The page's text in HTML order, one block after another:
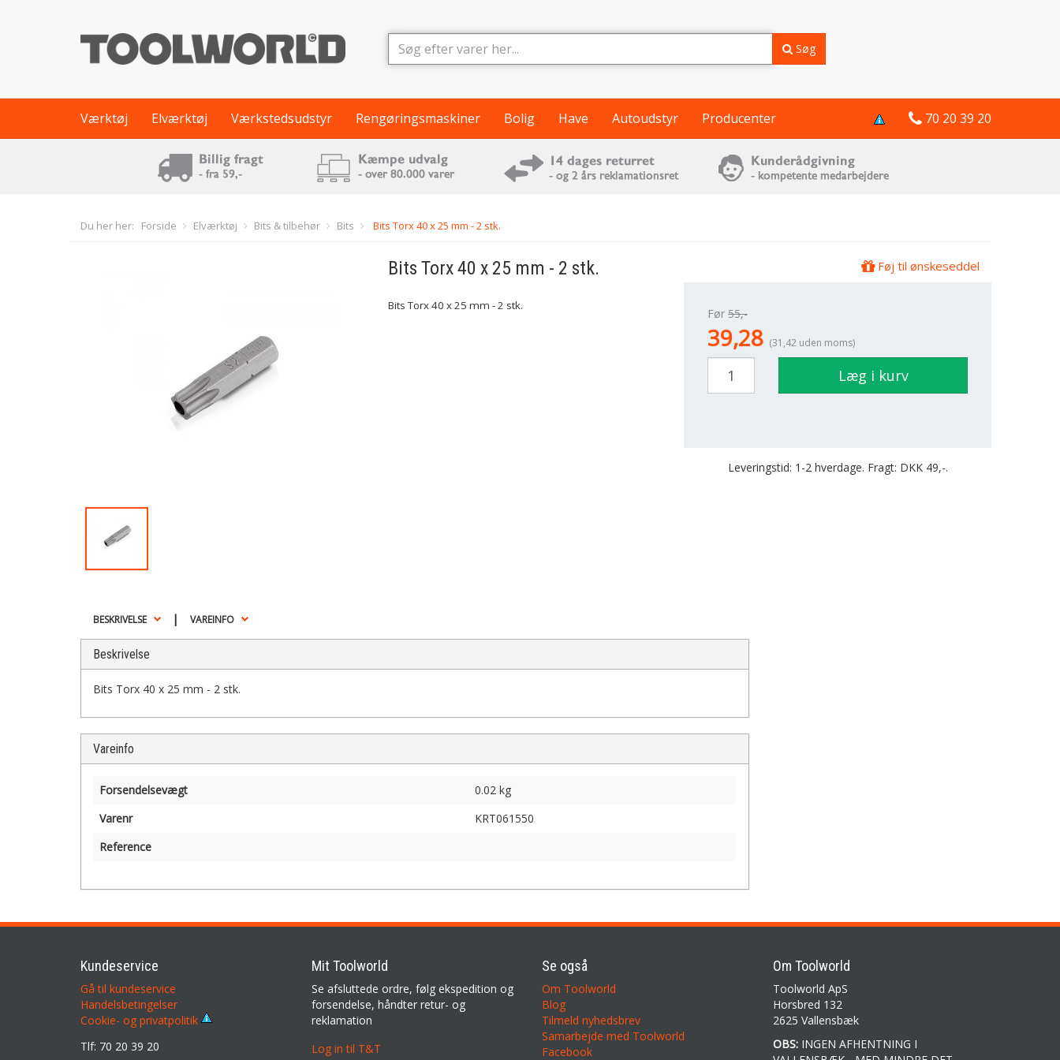
Søg
Værktøj Elværktøj Værkstedsudstyr Rengøringsmaskiner Bolig Have Autoudstyr Producenter 70 20 39 20
Du her her: Forside Elværktøj Bits & tilbehør Bits Bits Torx 40 x 25 mm - 2 stk.
Bits Torx 40 x 25 mm - 2 stk.
Bits Torx 40 x 25 mm - 2 stk.
Føj til ønskeseddel
Før 55,-
39,28 (31,42 uden moms)
Læg i kurv
Leveringstid: 1-2 hverdage. Fragt: DKK 49,-.
BESKRIVELSE | VAREINFO
Beskrivelse
Bits Torx 40 x 25 mm - 2 stk.
Vareinfo
Forsendelsevægt
0.02 kg
Varenr
KRT061550
Reference
Kundeservice
Gå til kundeservice
Handelsbetingelser
Cookie- og privatpolitik
Tlf: 70 20 39 20
Mit Toolworld
Se afsluttede ordre, følg ekspedition og
forsendelse, håndter retur- og
reklamation
Log in til T&T
Se også
Om Toolworld
Blog
Tilmeld nyhedsbrev
Samarbejde med Toolworld
Facebook
Om Toolworld
Toolworld ApS
Horsbred 132
2625 Vallensbæk
OBS:INGEN AFHENTNING I